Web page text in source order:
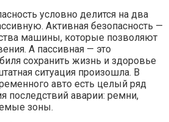
условно делится на два
Активная безопасность —
машины, которые позволяют
А пассивная — это
сохранить жизнь и здоровье
ситуация произошла. В
авто есть целый ряд
последствий аварии: ремни,
зоны.